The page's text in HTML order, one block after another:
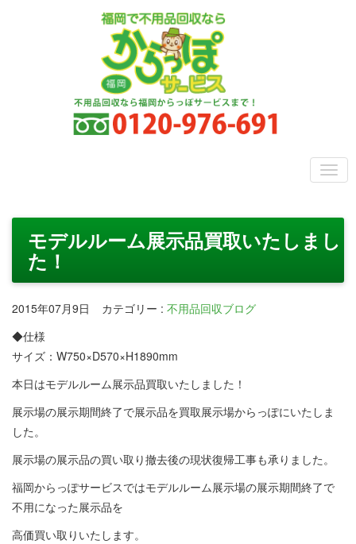
モデルルーム展示品買取いたしまし
た！
2015年07月9日 カテゴリー : 不用品回収ブログ
◆仕様
サイズ：W750×D570×H1890mm
本日はモデルルーム展示品買取いたしました！
展示場の展示期間終了で展示品を買取展示場からっぽにいたしま
した。
展示場の展示品の買い取り撤去後の現状復帰工事も承りました。
福岡からっぽサービスではモデルルーム展示場の展示期間終了で
不用になった展示品を
高価買い取りいたします。